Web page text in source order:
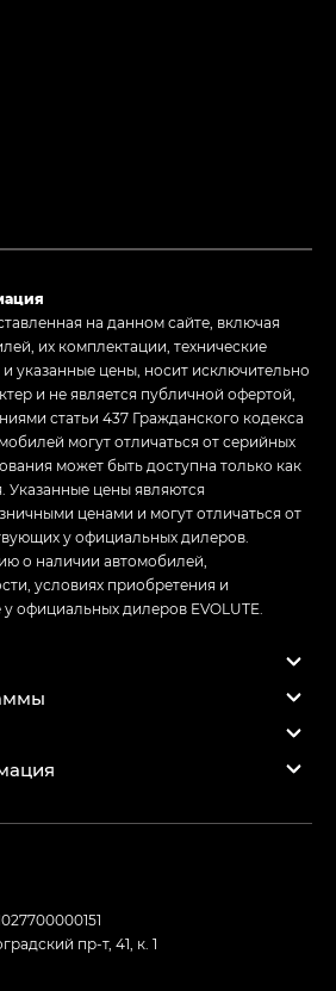
на данном сайте, включая
их комплектации, технические
указанные цены, носит исключительно
и не является публичной офертой,
статьи 437 Гражданского кодекса
могут отличаться от серийных
может быть доступна только как
Указанные цены являются
ценами и могут отличаться от
у официальных дилеров.
о наличии автомобилей,
условиях приобретения и
официальных дилеров EVOLUTE.
пр-т, 41, к. 1